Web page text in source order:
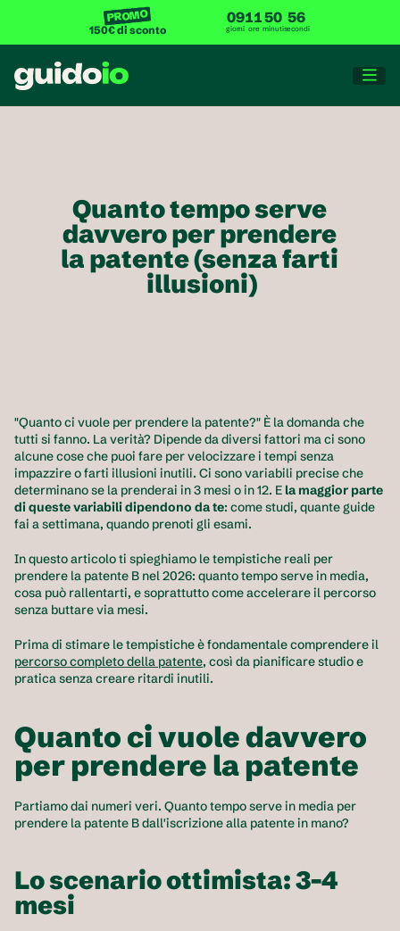
Quanto tempo serve
davvero per prendere
la patente (senza farti
illusioni)
"Quanto ci vuole per prendere la patente?" È la domanda che
tutti si fanno. La verità? Dipende da diversi fattori ma ci sono
alcune cose che puoi fare per velocizzare i tempi senza
impazzire o farti illusioni inutili. Ci sono variabili precise che
determinano se la prenderai in 3 mesi o in 12. E la maggior parte
di queste variabili dipendono da te: come studi, quante guide
fai a settimana, quando prenoti gli esami.
In questo articolo ti spieghiamo le tempistiche reali per
prendere la patente B nel 2026: quanto tempo serve in media,
cosa può rallentarti, e soprattutto come accelerare il percorso
senza buttare via mesi.
percorso completo della patente, così da pianificare studio e
pratica senza creare ritardi inutili.
Quanto ci vuole davvero
per prendere la patente
Partiamo dai numeri veri. Quanto tempo serve in media per
prendere la patente B dall'iscrizione alla patente in mano?
Lo scenario ottimista: 3-4
mesi
09
giorni
11
ore
50
minuti
56
secondi
150€ di sconto
PROMO
